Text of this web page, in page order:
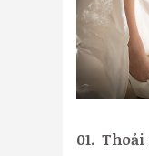
01.